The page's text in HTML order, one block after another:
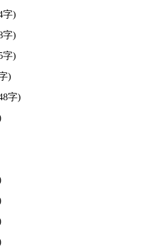
字)
字)
字)
)
字)